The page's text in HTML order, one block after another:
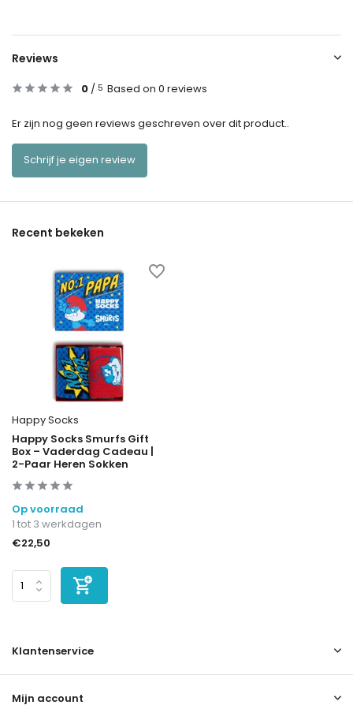
Reviews
0 / 5 Based on 0 reviews
Er zijn nog geen reviews geschreven over dit product..
Schrijf je eigen review
Recent bekeken
Happy Socks
Happy Socks Smurfs Gift
Box – Vaderdag Cadeau |
2-Paar Heren Sokken
Op voorraad
1 tot 3 werkdagen
€22,50
Klantenservice
Mijn account